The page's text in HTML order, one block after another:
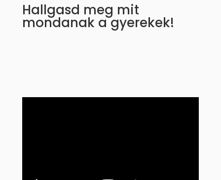
Hallgasd meg mit
mondanak a gyerekek!